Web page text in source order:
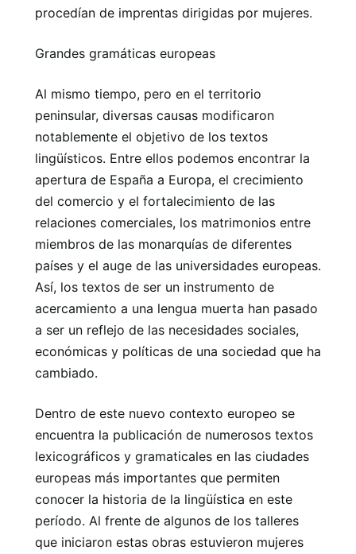
procedían de imprentas dirigidas por mujeres.
Grandes gramáticas europeas
Al mismo tiempo, pero en el territorio
peninsular, diversas causas modificaron
notablemente el objetivo de los textos
lingüísticos. Entre ellos podemos encontrar la
apertura de España a Europa, el crecimiento
del comercio y el fortalecimiento de las
relaciones comerciales, los matrimonios entre
miembros de las monarquías de diferentes
países y el auge de las universidades europeas.
Así, los textos de ser un instrumento de
acercamiento a una lengua muerta han pasado
a ser un reflejo de las necesidades sociales,
económicas y políticas de una sociedad que ha
cambiado.
Dentro de este nuevo contexto europeo se
encuentra la publicación de numerosos textos
lexicográficos y gramaticales en las ciudades
europeas más importantes que permiten
conocer la historia de la lingüística en este
período. Al frente de algunos de los talleres
que iniciaron estas obras estuvieron mujeres